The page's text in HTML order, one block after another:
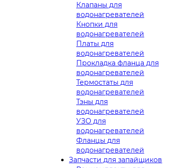
Клапаны для
водонагревателей
Кнопки для
водонагревателей
Платы для
водонагревателей
Прокладка фланца для
водонагревателей
Термостаты для
водонагревателей
Тэны для
водонагревателей
УЗО для
водонагревателей
Фланцы для
водонагревателей
Запчасти для запайщиков